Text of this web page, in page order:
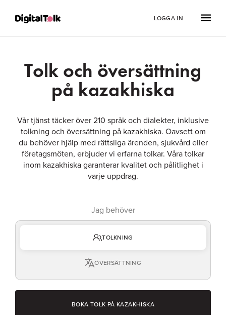
LOGGA IN
Tolk och översättning
på kazakhiska
Vår tjänst täcker över 210 språk och dialekter, inklusive
tolkning och översättning på kazakhiska. Oavsett om
du behöver hjälp med rättsliga ärenden, sjukvård eller
företagsmöten, erbjuder vi erfarna tolkar. Våra tolkar
inom kazakhiska garanterar kvalitet och pålitlighet i
varje uppdrag.
Jag behöver
TOLKNING
ÖVERSÄTTNING
BOKA TOLK PÅ KAZAKHISKA